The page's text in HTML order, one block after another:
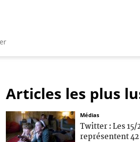
Articles les plus
Médias
Twitter : Les 15/
représentent 42